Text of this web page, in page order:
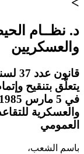
د. نظــام
والعسكريين
والعسكرية
العمومي
باسم الشعب،